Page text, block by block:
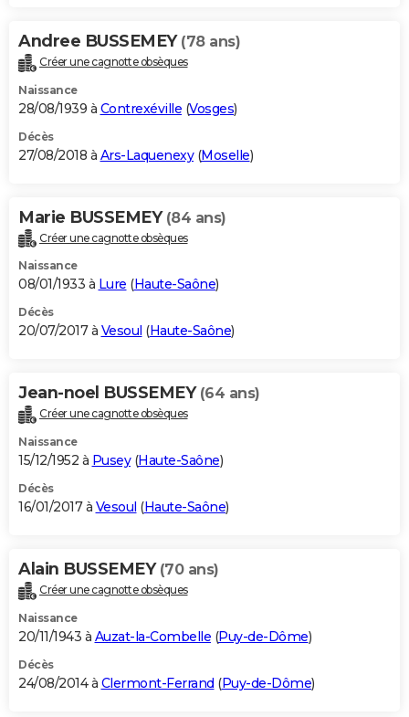
Andree BUSSEMEY (78 ans)
Créer une cagnotte obsèques
Naissance
28/08/1939 à Contrexéville (Vosges)
Décès
27/08/2018 à Ars-Laquenexy(Moselle)
Marie BUSSEMEY (84 ans)
Créer une cagnotte obsèques
Naissance
08/01/1933 à Lure (Haute-Saône)
Décès
20/07/2017 à Vesoul (Haute-Saône)
Jean-noel BUSSEMEY (64 ans)
Créer une cagnotte obsèques
Naissance
15/12/1952 à Pusey(Haute-Saône)
Décès
16/01/2017 à Vesoul (Haute-Saône)
Alain BUSSEMEY (70 ans)
Créer une cagnotte obsèques
Naissance
20/11/1943 à Auzat-la-Combelle (Puy-de-Dôme)
Décès
24/08/2014 à Clermont-Ferrand (Puy-de-Dôme)